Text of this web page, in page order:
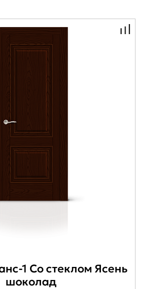
1 Со стеклом Ясень
шоколад